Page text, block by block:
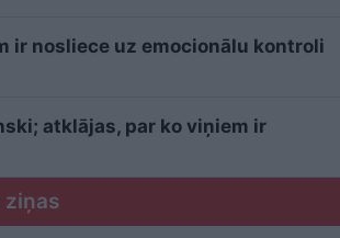
ir nosliece uz emocionālu kontroli
atklājas, par ko viņiem ir
ziņas